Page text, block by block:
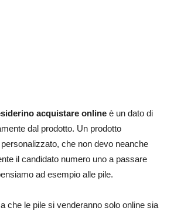
acquistare online è un dato di
dal prodotto. Un prodotto
che non devo neanche
il candidato numero uno a passare
ad esempio alle pile.
che le pile si venderanno solo online sia